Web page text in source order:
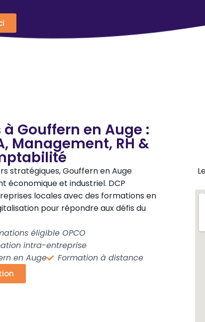
Gouffern en Auge :
Management, RH &
stratégiques, Gouffern en Auge
économique et industriel. DCP
locales avec des formations en
pour répondre aux défis du
éligible OPCO
intra-entreprise
en Auge
Formation à distance